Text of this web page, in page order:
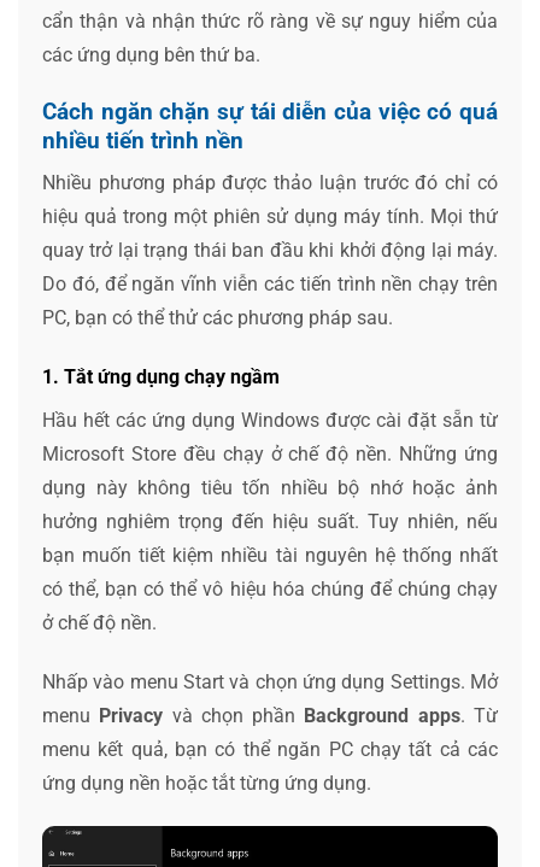
cẩn thận và nhận thức rõ ràng về sự nguy hiểm của
các ứng dụng bên thứ ba.
Cách ngăn chặn sự tái diễn của việc có quá
nhiều tiến trình nền
Nhiều phương pháp được thảo luận trước đó chỉ có
hiệu quả trong một phiên sử dụng máy tính. Mọi thứ
quay trở lại trạng thái ban đầu khi khởi động lại máy.
Do đó, để ngăn vĩnh viễn các tiến trình nền chạy trên
PC, bạn có thể thử các phương pháp sau.
1. Tắt ứng dụng chạy ngầm
Hầu hết các ứng dụng Windows được cài đặt sẵn từ
Microsoft Store đều chạy ở chế độ nền. Những ứng
dụng này không tiêu tốn nhiều bộ nhớ hoặc ảnh
hưởng nghiêm trọng đến hiệu suất. Tuy nhiên, nếu
bạn muốn tiết kiệm nhiều tài nguyên hệ thống nhất
có thể, bạn có thể vô hiệu hóa chúng để chúng chạy
ở chế độ nền.
Nhấp vào menu Start và chọn ứng dụng Settings. Mở
menu Privacy và chọn phần Background apps. Từ
menu kết quả, bạn có thể ngăn PC chạy tất cả các
ứng dụng nền hoặc tắt từng ứng dụng.